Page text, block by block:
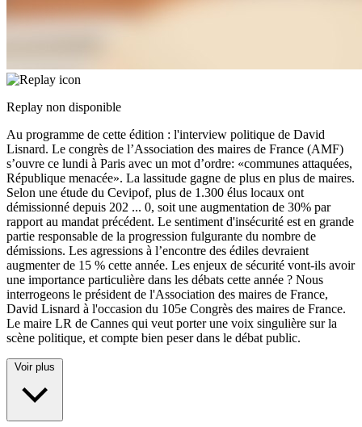
Replay non disponible
Au programme de cette édition : l'interview politique de David
Lisnard. Le congrès de l’Association des maires de France (AMF)
s’ouvre ce lundi à Paris avec un mot d’ordre: «communes attaquées,
République menacée». La lassitude gagne de plus en plus de maires.
Selon une étude du Cevipof, plus de 1.300 élus locaux ont
démissionné depuis 202 ... 0, soit une augmentation de 30% par
rapport au mandat précédent. Le sentiment d'insécurité est en grande
partie responsable de la progression fulgurante du nombre de
démissions. Les agressions à l’encontre des édiles devraient
augmenter de 15 % cette année. Les enjeux de sécurité vont-ils avoir
une importance particulière dans les débats cette année ? Nous
interrogeons le président de l'Association des maires de France,
David Lisnard à l'occasion du 105e Congrès des maires de France.
Le maire LR de Cannes qui veut porter une voix singulière sur la
scène politique, et compte bien peser dans le débat public.
Voir plus